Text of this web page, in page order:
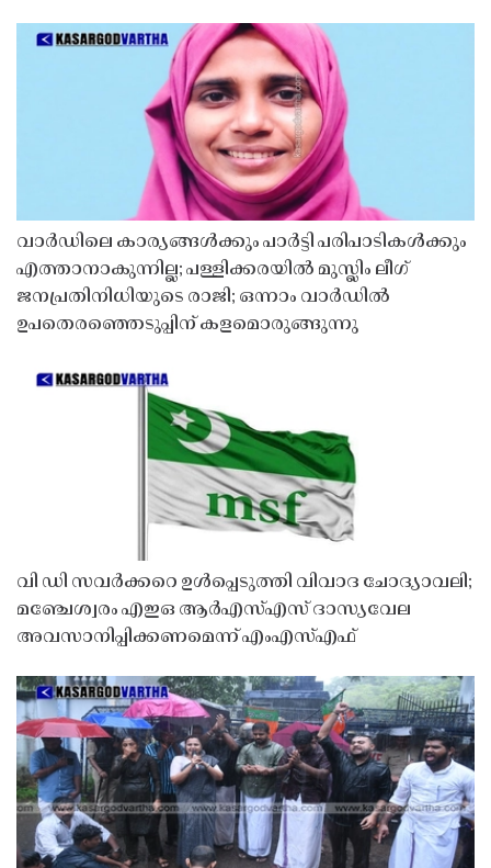
വാർഡിലെ കാര്യങ്ങൾക്കും പാർട്ടി പരിപാടികൾക്കും
എത്താനാകുന്നില്ല; പള്ളിക്കരയിൽ മുസ്ലിം ലീഗ്
ജനപ്രതിനിധിയുടെ രാജി; ഒന്നാം വാർഡിൽ
ഉപതെരഞ്ഞെടുപ്പിന് കളമൊരുങ്ങുന്നു
വി ഡി സവർക്കറെ ഉൾപ്പെടുത്തി വിവാദ ചോദ്യാവലി;
മഞ്ചേശ്വരം എഇഒ ആർഎസ്എസ് ദാസ്യവേല
അവസാനിപ്പിക്കണമെന്ന് എംഎസ്എഫ്